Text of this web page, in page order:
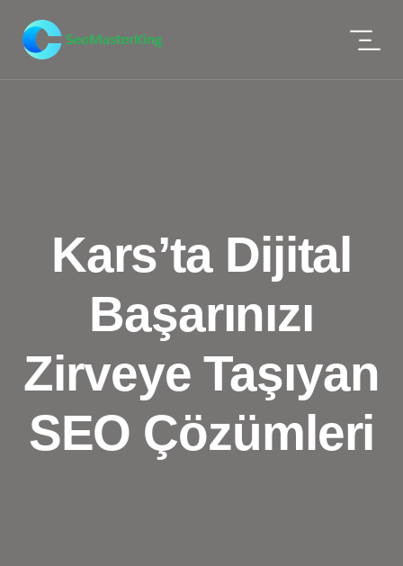
Kars’ta Dijital
Başarınızı
Zirveye Taşıyan
SEO Çözümleri